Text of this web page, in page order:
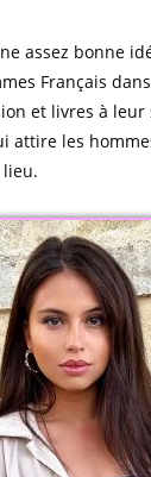
assez bonne
Français
et livres à
attire les